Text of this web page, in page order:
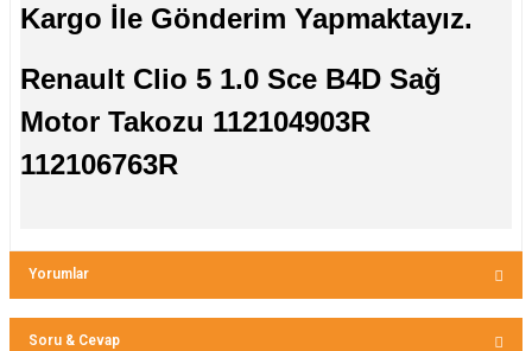
Kargo İle Gönderim Yapmaktayız.
Renault Clio 5 1.0 Sce B4D Sağ
Motor Takozu 112104903R
112106763R
Yorumlar
Soru & Cevap